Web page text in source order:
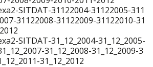
SITDAT-31122004-31122005-311
31122008-31122009-31122010-31
SITDAT-31_12_2004-31_12_2005-
31_12_2008-31_12_2009-3
31_12_2012